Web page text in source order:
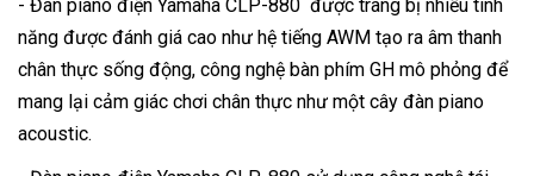
- Đàn piano điện Yamaha CLP-880 được trang bị nhiều tính
năng được đánh giá cao như hệ tiếng AWM tạo ra âm thanh
chân thực sống động, công nghệ bàn phím GH mô phỏng để
mang lại cảm giác chơi chân thực như một cây đàn piano
acoustic.